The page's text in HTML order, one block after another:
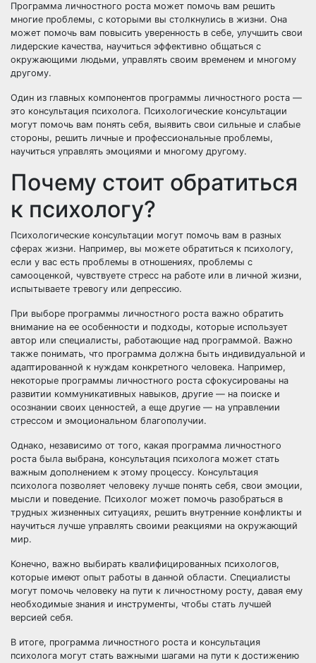
Программа личностного роста может помочь вам решить
многие проблемы, с которыми вы столкнулись в жизни. Она
может помочь вам повысить уверенность в себе, улучшить свои
лидерские качества, научиться эффективно общаться с
окружающими людьми, управлять своим временем и многому
другому.
Один из главных компонентов программы личностного роста —
это консультация психолога. Психологические консультации
могут помочь вам понять себя, выявить свои сильные и слабые
стороны, решить личные и профессиональные проблемы,
научиться управлять эмоциями и многому другому.
Почему стоит обратиться
к психологу?
Психологические консультации могут помочь вам в разных
сферах жизни. Например, вы можете обратиться к психологу,
если у вас есть проблемы в отношениях, проблемы с
самооценкой, чувствуете стресс на работе или в личной жизни,
испытываете тревогу или депрессию.
При выборе программы личностного роста важно обратить
внимание на ее особенности и подходы, которые использует
автор или специалисты, работающие над программой. Важно
также понимать, что программа должна быть индивидуальной и
адаптированной к нуждам конкретного человека. Например,
некоторые программы личностного роста сфокусированы на
развитии коммуникативных навыков, другие — на поиске и
осознании своих ценностей, а еще другие — на управлении
стрессом и эмоциональном благополучии.
Однако, независимо от того, какая программа личностного
роста была выбрана, консультация психолога может стать
важным дополнением к этому процессу. Консультация
психолога позволяет человеку лучше понять себя, свои эмоции,
мысли и поведение. Психолог может помочь разобраться в
трудных жизненных ситуациях, решить внутренние конфликты и
научиться лучше управлять своими реакциями на окружающий
мир.
Конечно, важно выбирать квалифицированных психологов,
которые имеют опыт работы в данной области. Специалисты
могут помочь человеку на пути к личностному росту, давая ему
необходимые знания и инструменты, чтобы стать лучшей
версией себя.
В итоге, программа личностного роста и консультация
психолога могут стать важными шагами на пути к достижению